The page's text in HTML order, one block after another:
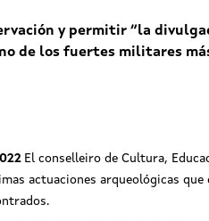
y permitir “la
de los fuertes militares
El conselleiro de Cultura,
actuaciones arqueológicas que